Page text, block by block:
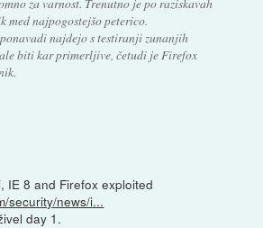
med najpogostejšo peterico.
najdejo s testiranji zunanjih
biti kar primerljive, četudi je Firefox
IE 8 and Firefox exploited
security/news/i...
day 1.